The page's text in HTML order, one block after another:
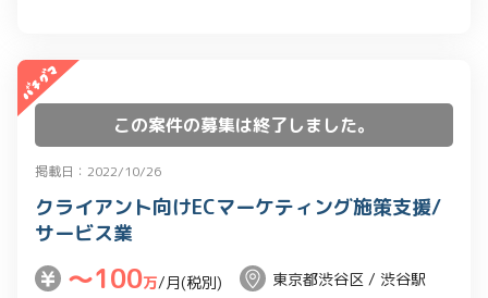
この案件の募集は終了しました。
掲載日：2022/10/26
クライアント向けECマーケティング施策支援/
サービス業
〜100万/月(税別)
東京都渋谷区 / 渋谷駅